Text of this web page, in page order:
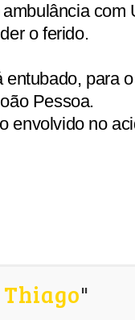
com
o ferido.
para
Pessoa.
envolvido no
"